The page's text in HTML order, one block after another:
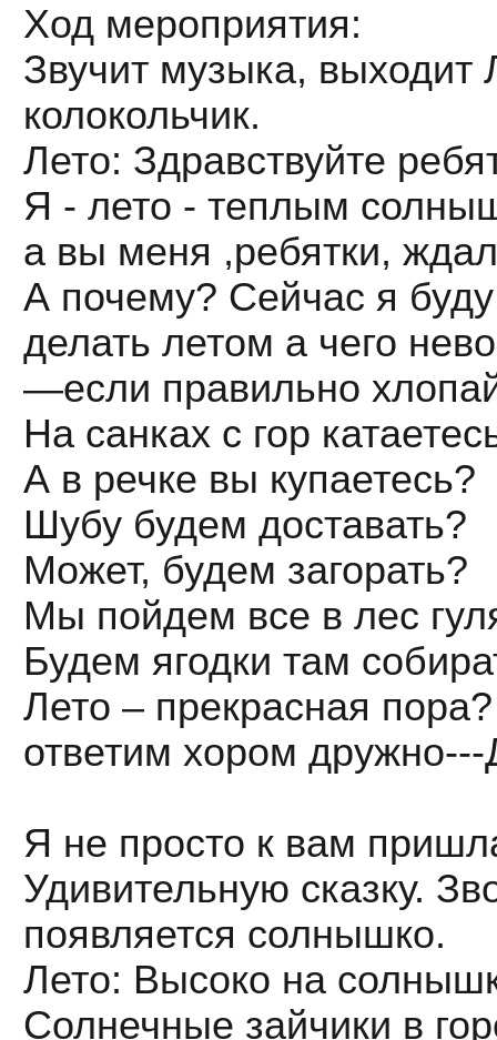
Ход мероприятия:
Звучит музыка, выходит
колокольчик.
Лето: Здравствуйте
Я - лето - теплым
а вы меня ,ребятки,
А почему? Сейчас я
делать летом а чего
—если правильно
На санках с гор
А в речке вы купаетесь?
Шубу будем доставать?
Может, будем загорать?
Мы пойдем все в лес
Будем ягодки там
Лето – прекрасная пора?
ответим хором
Я не просто к вам
Удивительную сказку.
появляется солнышко.
Лето: Высоко на
Солнечные зайчики в